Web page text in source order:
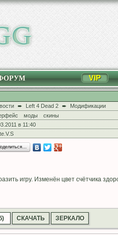
VIP
➨ Left 4 Dead 2 ➨
Модификации
моды
скины
в 11:40
игру. Изменён цвет счётчика
СКАЧАТЬ ЗЕРКАЛО